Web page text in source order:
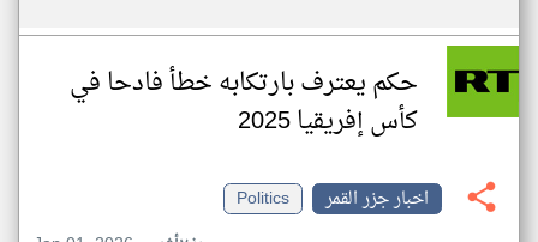
حكم يعترف بارتكابه خطأ فادحا في
كأس إفريقيا 2025
اخبار جزر القمر
Politics